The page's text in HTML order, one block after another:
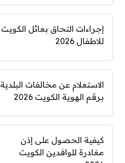
إجراءات التحاق بعائل الكويت
للاطفال 2026
الاستعلام عن مخالفات البلدية
برقم الهوية الكويت 2026
كيفية الحصول على إذن
مغادرة للوافدين الكويت